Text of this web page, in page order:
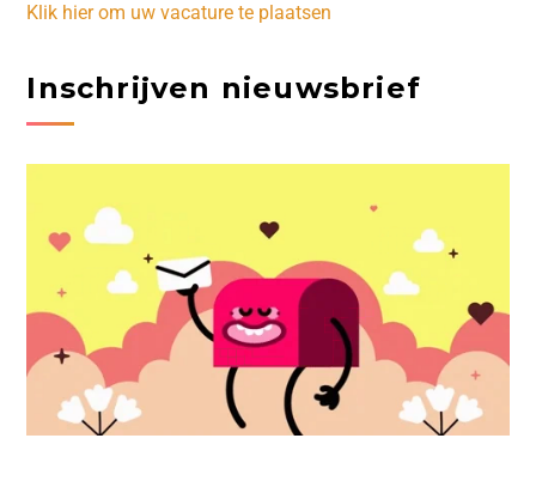
Klik hier om uw vacature te plaatsen
Inschrijven nieuwsbrief